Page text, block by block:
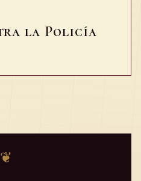
la Policía
❦